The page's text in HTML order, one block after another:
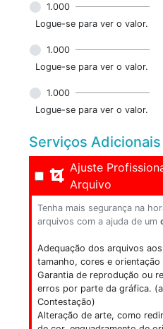
1.000
Logue-se para ver o valor.
1.000
Logue-se para ver o valor.
1.000
Logue-se para ver o valor.
Serviços Adicionais
Ajuste
Arquivo
Tenha mais segurança na
arquivos com a ajuda de um
Adequação dos arquivos
tamanho, cores e orientação
Garantia de reprodução ou
erros por parte da gráfica.
Contestação)
Alteração de arte, como